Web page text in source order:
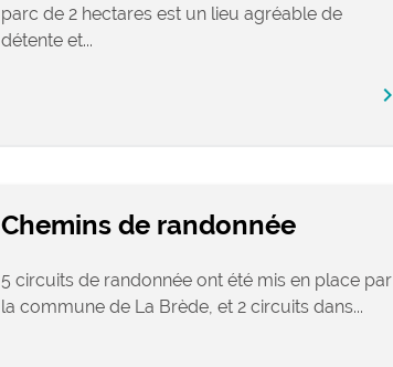
parc de 2 hectares est un lieu agréable de
détente et...
chevron_right
Chemins de randonnée
5 circuits de randonnée ont été mis en place par
la commune de La Brède, et 2 circuits dans...